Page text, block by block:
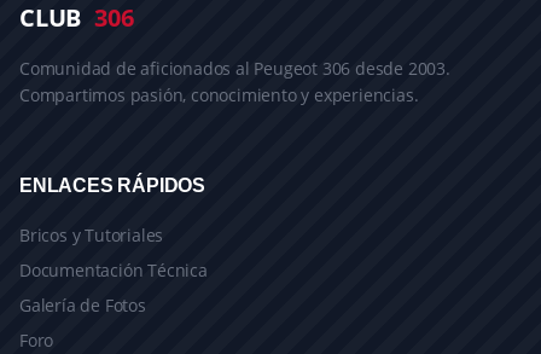
CLUB 306
Comunidad de aficionados al Peugeot 306 desde 2003.
Compartimos pasión, conocimiento y experiencias.
ENLACES RÁPIDOS
Bricos y Tutoriales
Documentación Técnica
Galería de Fotos
Foro